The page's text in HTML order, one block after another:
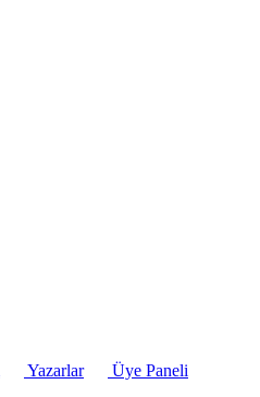
Yazarlar
Üye Paneli